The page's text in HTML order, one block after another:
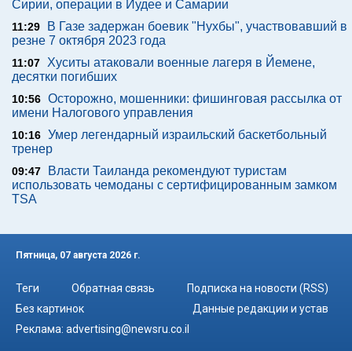
Сирии, операции в Иудее и Самарии
11:29
В Газе задержан боевик "Нухбы", участвовавший в
резне 7 октября 2023 года
11:07
Хуситы атаковали военные лагеря в Йемене,
десятки погибших
10:56 Осторожно, мошенники: фишинговая рассылка от
имени Налогового управления
10:16 Умер легендарный израильский баскетбольный
тренер
09:47
Власти Таиланда рекомендуют туристам
использовать чемоданы с сертифицированным замком
TSA
Пятница, 07 августа 2026 г.
Теги Обратная связь
Подписка на новости (RSS)
Без картинок
Данные редакции и устав
Реклама: advertising@newsru.co.il